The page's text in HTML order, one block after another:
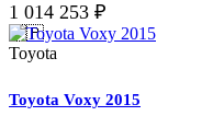
1 014 253 ₽
🇯🇵
Toyota
Toyota Voxy 2015